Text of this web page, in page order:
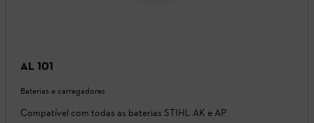
AL 101
Baterias e carregadores
Compatível com todas as baterias STIHL AK e AP